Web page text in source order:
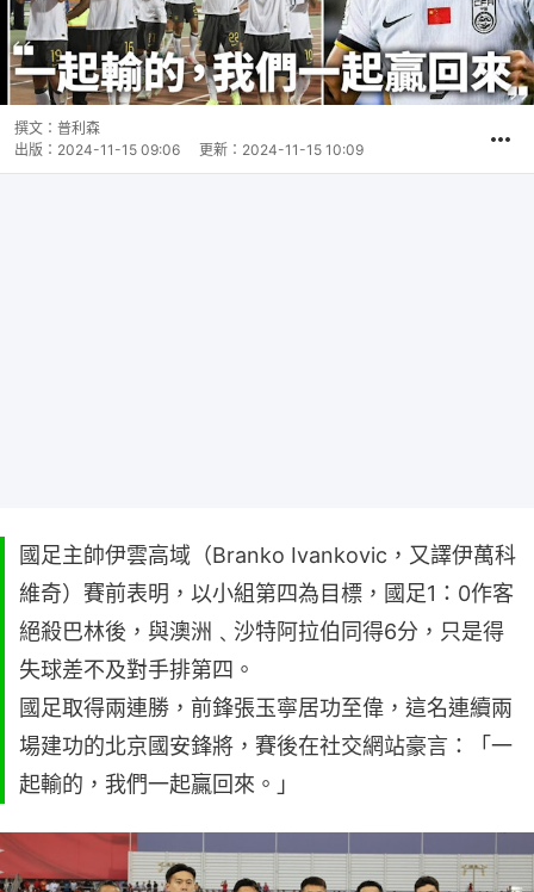
撰文： 普利森
出版： 2024-11-15 09:06 更新： 2024-11-15 10:09
國足主帥伊雲高域（Branko Ivankovic，又譯伊萬科
維奇）賽前表明，以小組第四為目標，國足1：0作客
絕殺巴林後，與澳洲﹑沙特阿拉伯同得6分，只是得
失球差不及對手排第四。
國足取得兩連勝，前鋒張玉寧居功至偉，這名連續兩
場建功的北京國安鋒將，賽後在社交網站豪言：「一
起輸的，我們一起贏回來。」